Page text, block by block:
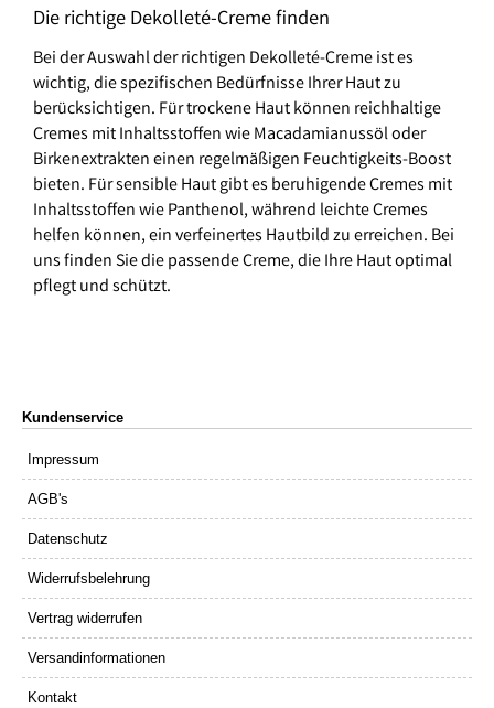
Die richtige Dekolleté-Creme finden
Bei der Auswahl der richtigen Dekolleté-Creme ist es
wichtig, die spezifischen Bedürfnisse Ihrer Haut zu
berücksichtigen. Für trockene Haut können reichhaltige
Cremes mit Inhaltsstoffen wie Macadamianussöl oder
Birkenextrakten einen regelmäßigen Feuchtigkeits-Boost
bieten. Für sensible Haut gibt es beruhigende Cremes mit
Inhaltsstoffen wie Panthenol, während leichte Cremes
helfen können, ein verfeinertes Hautbild zu erreichen. Bei
uns finden Sie die passende Creme, die Ihre Haut optimal
pflegt und schützt.
Kundenservice
Impressum
AGB's
Datenschutz
Widerrufsbelehrung
Vertrag widerrufen
Versandinformationen
Kontakt